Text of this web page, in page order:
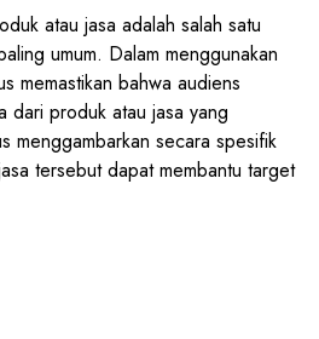
atau jasa adalah salah satu
umum. Dalam menggunakan
memastikan bahwa audiens
dari produk atau jasa yang
menggambarkan secara spesifik
tersebut dapat membantu target